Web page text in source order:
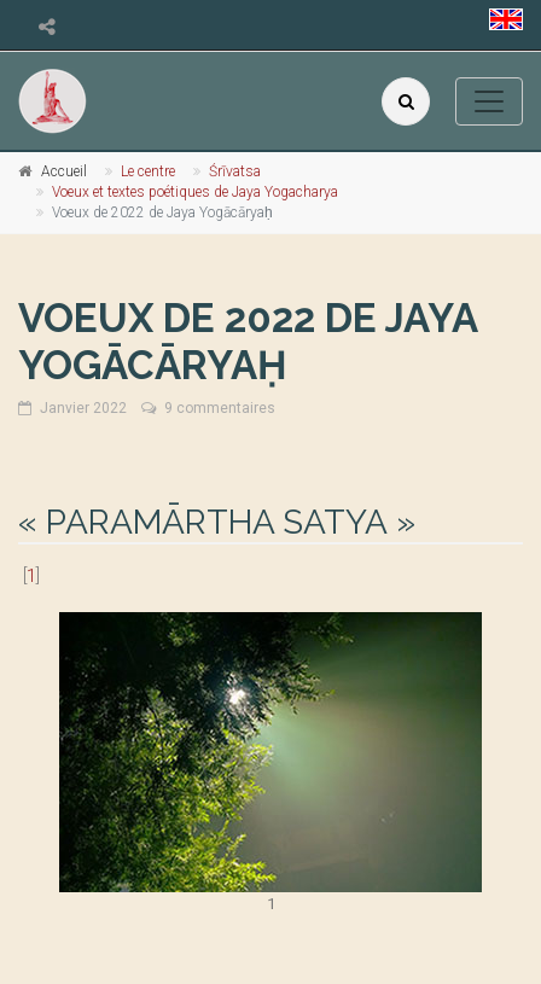
Accueil Le centre
Śrīvatsa
Voeux et textes poétiques de Jaya Yogacharya
Voeux de 2022 de Jaya Yogācāryaḥ
VOEUX DE 2022 DE JAYA
YOGĀCĀRYAḤ
Janvier 2022 9 commentaires
« PARAMĀRTHA SATYA »
1
1